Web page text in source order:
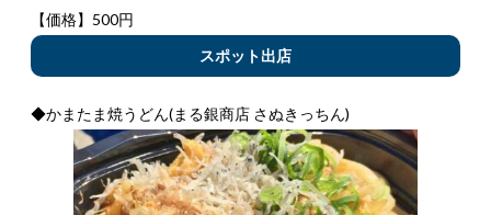
【価格】500円
スポット出店
◆かまたま焼うどん(まる銀商店 さぬきっちん)